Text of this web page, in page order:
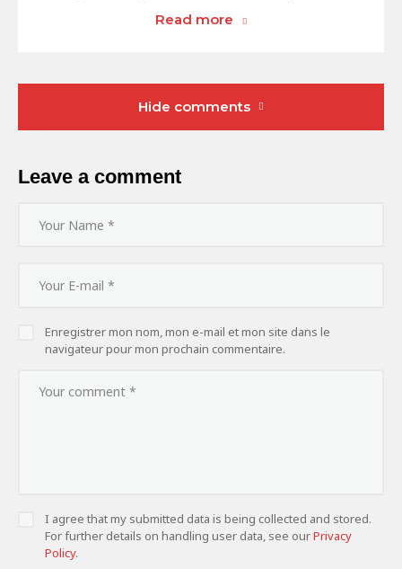
Read more
Hide comments
Leave a comment
Enregistrer mon nom, mon e-mail et mon site dans le
navigateur pour mon prochain commentaire.
I agree that my submitted data is being collected and stored.
For further details on handling user data, see ourPrivacy
Policy.